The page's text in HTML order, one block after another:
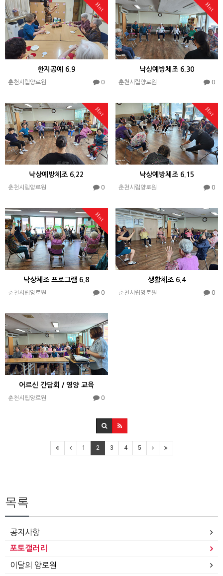
Hot
한지공예 6.9
춘천시립양로원 0
Hot
낙상예방체조 6.30
춘천시립양로원 0
Hot
낙상예방체조 6.22
춘천시립양로원 0
Hot
낙상예방체조 6.15
춘천시립양로원 0
Hot
낙상체조 프로그램 6.8
춘천시립양로원 0
생활체조 6.4
춘천시립양로원 0
어르신 간담회 / 영양 교육
춘천시립양로원 0
1 2 3 4 5
목록
공지사항
포토갤러리
이달의 양로원